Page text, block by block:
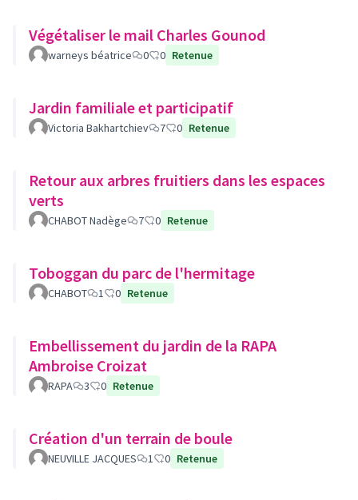
Végétaliser le mail Charles Gounod
warneys béatrice 0 0 Retenue
Jardin familiale et participatif
Victoria Bakhartchiev 7 0 Retenue
Retour aux arbres fruitiers dans les espaces
verts
CHABOT Nadège 7 0 Retenue
Toboggan du parc de l'hermitage
CHABOT 1 0 Retenue
Embellissement du jardin de la RAPA
Ambroise Croizat
RAPA 3 0 Retenue
Création d'un terrain de boule
NEUVILLE JACQUES 1 0 Retenue